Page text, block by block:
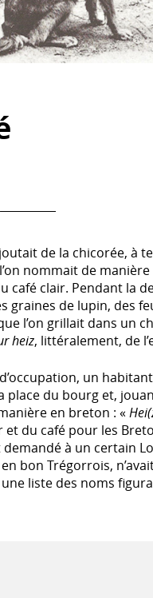
de la chicorée, à
nommait de
café clair. Pendant la
graines de lupin, des
l’on grillait dans un
heiz, littéralement, de
un
place du bourg et,
en breton : «
et du café pour les
demandé à un certain
bon Trégorrois,
liste des noms